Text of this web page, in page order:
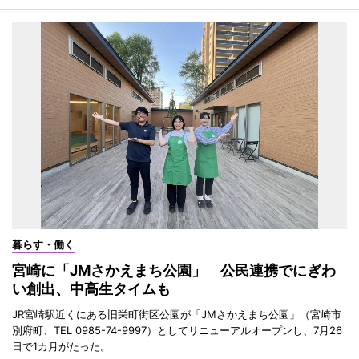
暮らす・働く
宮崎に「JMさかえまち公園」 公民連携でにぎわ
い創出、中高生タイムも
JR宮崎駅近くにある旧栄町街区公園が「JMさかえまち公園」（宮崎市
別府町、TEL 0985-74-9997）としてリニューアルオープンし、7月26
日で1カ月がたった。